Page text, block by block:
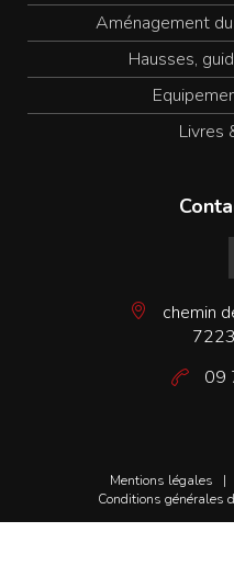
Aménagement
Hausses,
Livres
chemin
09
Mentions légales |
Conditions générales